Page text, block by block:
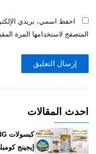
احفظ اسمي، بريدي
المتصفح لاستخدامها المرة
احدث المقالات
إيجينج